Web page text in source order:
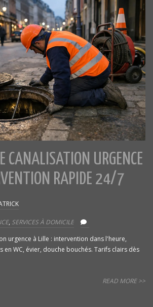
CANALISATION URGENCE
RAPIDE 24/7
, SERVICES À DOMICILE
urgence à Lille : intervention dans l'heure,
en WC, évier, douche bouchés. Tarifs clairs dès
READ MORE >>